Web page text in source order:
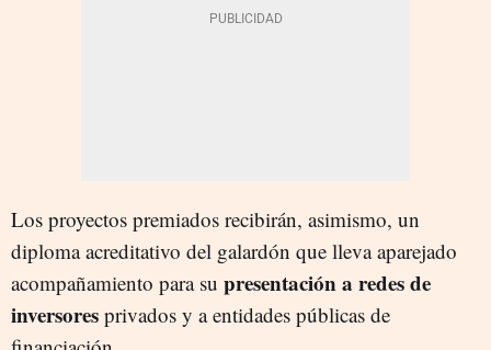
Los proyectos premiados recibirán, asimismo, un
diploma acreditativo del galardón que lleva aparejado
acompañamiento para su presentación a redes de
inversores privados y a entidades públicas de